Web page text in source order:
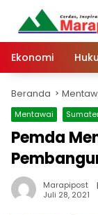
Langsung
konten
Ekonomi
Beranda
Mentawai
Pemda
Marapipost
Juli 28, 2021